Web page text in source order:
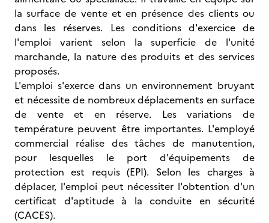
la surface de vente et en présence des clients ou
dans les réserves. Les conditions d'exercice de
l'emploi varient selon la superficie de l'unité
marchande, la nature des produits et des services
proposés.
L'emploi s'exerce dans un environnement bruyant
et nécessite de nombreux déplacements en surface
de vente et en réserve. Les variations de
température peuvent être importantes. L'employé
commercial réalise des tâches de manutention,
pour lesquelles le port d'équipements de
protection est requis (EPI). Selon les charges à
déplacer, l'emploi peut nécessiter l'obtention d'un
certificat d'aptitude à la conduite en sécurité
(CACES).